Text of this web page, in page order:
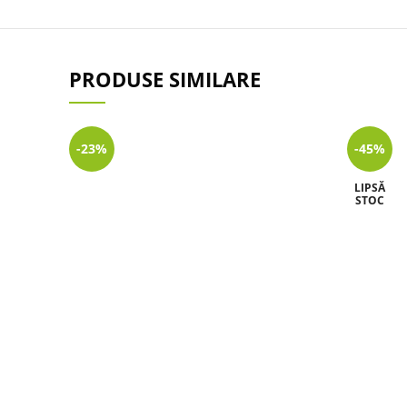
PRODUSE SIMILARE
-23% -45%
LIPSĂ
STOC